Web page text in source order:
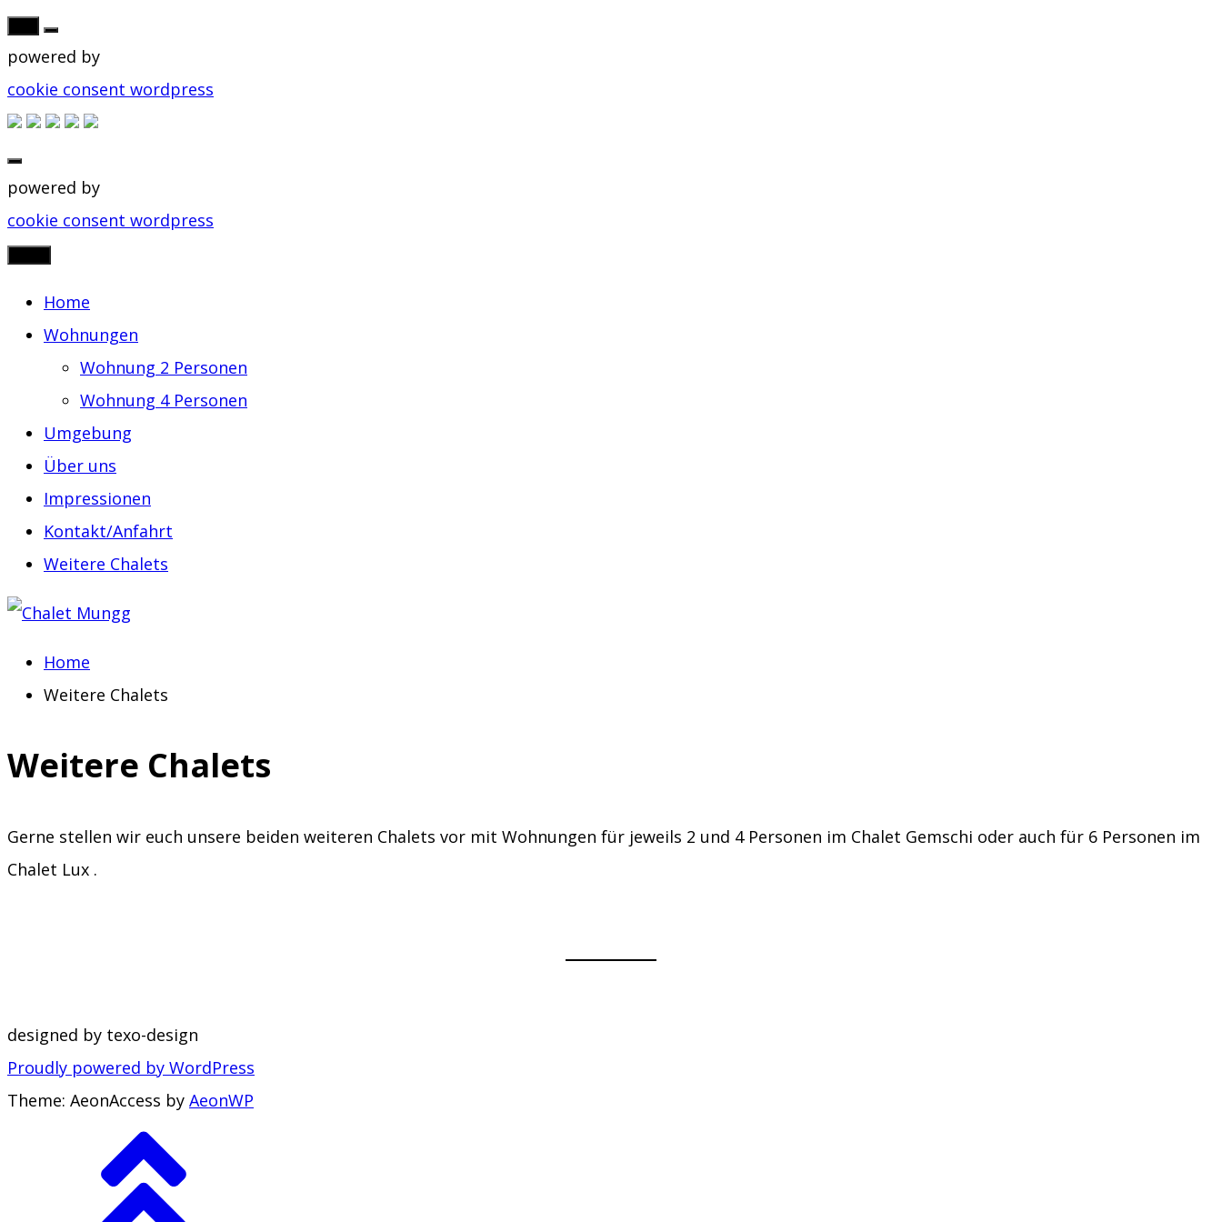
powered by
cookie consent wordpress
powered by
cookie consent wordpress
Skip
content
Home
Wohnungen
Wohnung 2 Personen
Wohnung 4 Personen
Umgebung
Über uns
Impressionen
Kontakt/Anfahrt
Weitere Chalets
Home
Weitere Chalets
Weitere Chalets
Gerne stellen wir euch unsere beiden weiteren Chalets vor mit Wohnungen für jeweils 2 und 4 Personen im Chalet Gemschi oder auch für 6 Personen im
Chalet Lux .
designed by texo-design
Proudly powered by WordPress
Theme: AeonAccess by AeonWP